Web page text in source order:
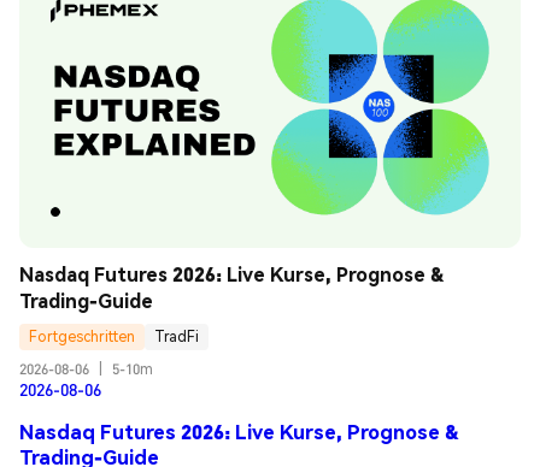
Nasdaq Futures 2026: Live Kurse, Prognose &
Trading-Guide
Fortgeschritten
TradFi
2026-08-06
5-10m
2026-08-06
Nasdaq Futures 2026: Live Kurse, Prognose &
Trading-Guide